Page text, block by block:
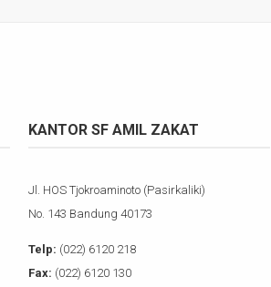
KANTOR SF AMIL ZAKAT
Jl. HOS Tjokroaminoto (Pasirkaliki)
No. 143 Bandung 40173
Telp: (022) 6120 218
Fax: (022) 6120 130